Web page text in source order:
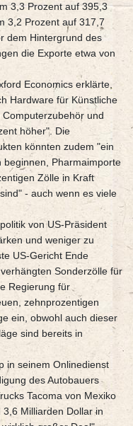
3,3 Prozent auf 395,3
3,2 Prozent auf 317,7
dem Hintergrund des
die Exporte etwa von
Economics erklärte,
Hardware für Künstliche
und
höher". Die
könnten zudem "ein
Pharmaimporte
Zölle in Kraft
- auch wenn es viele
von US-Präsident
und weniger zu
US-Gericht Ende
Sonderzölle für
Regierung für
zehnprozentigen
ein, obwohl auch dieser
sind bereits in
in seinem Onlinedienst
des Autobauers
Tacoma von Mexiko
Milliarden Dollar in